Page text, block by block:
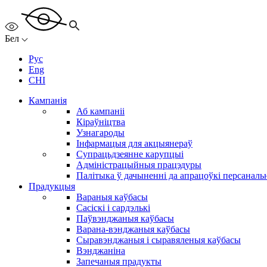
Бел
Рус
Eng
CHI
Кампанія
Аб кампаніі
Кіраўніцтва
Узнагароды
Інфармацыя для акцыянераў
Супрацьдзеянне карупцыі
Адміністрацыйныя працэдуры
Палітыка ў дачыненні да апрацоўкі
Прадукцыя
Вараныя каўбасы
Сасіскі і сардэлькі
Паўвэнджаныя каўбасы
Варана-вэнджаныя каўбасы
Сыравэнджаныя і сыравяленыя каўбасы
Вэнджаніна
Запечаныя прадукты